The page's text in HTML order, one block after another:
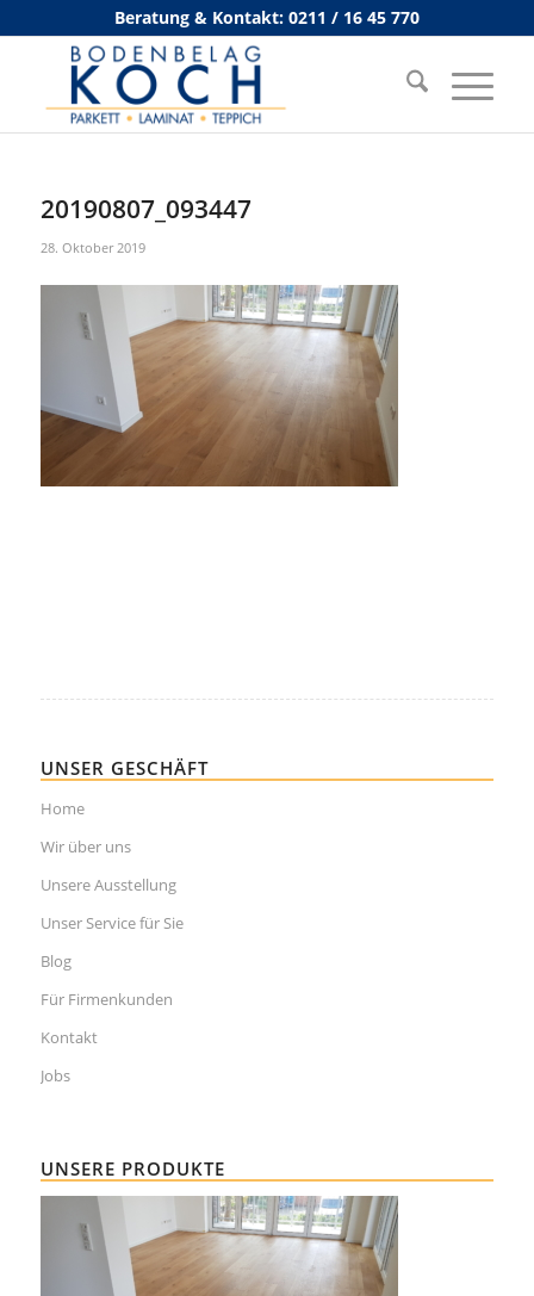
Beratung & Kontakt: 0211 / 16 45 770
20190807_093447
28. Oktober 2019
UNSER GESCHÄFT
Home
Wir über uns
Unsere Ausstellung
Unser Service für Sie
Blog
Für Firmenkunden
Kontakt
Jobs
UNSERE PRODUKTE